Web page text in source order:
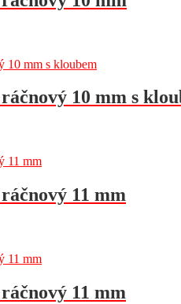
10 mm s
11 mm
11 mm